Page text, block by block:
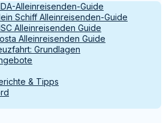
Alleinreisenden-Guide
Schiff Alleinreisenden-Guide
Alleinreisenden Guide
Alleinreisenden Guide
Grundlagen
& Tipps